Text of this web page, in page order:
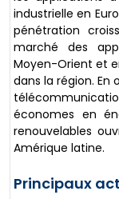
industrielle en
pénétration
marché des
Moyen-Orient et
dans la région. En
économes en
renouvelables
Amérique latine.
Principaux